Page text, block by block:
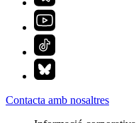
Contacta amb nosaltres